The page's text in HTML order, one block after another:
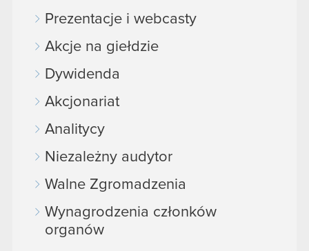
Prezentacje i webcasty
Akcje na giełdzie
Dywidenda
Akcjonariat
Analitycy
Niezależny audytor
Walne Zgromadzenia
Wynagrodzenia członków
organów